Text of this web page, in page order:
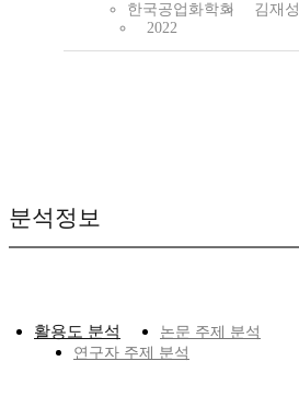
한국공업화학회
김재성
2022
분석정보
활용도 분석
논문 주제 분석
연구자 주제 분석